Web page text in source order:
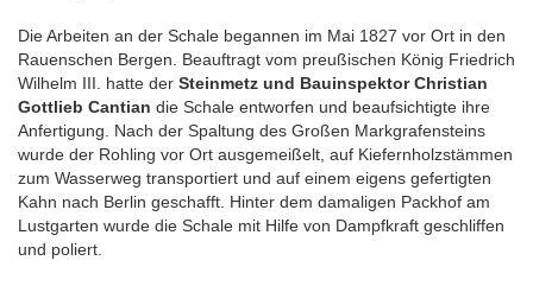
Die Arbeiten an der Schale begannen im Mai 1827 vor Ort in den
Rauenschen Bergen. Beauftragt vom preußischen König Friedrich
Wilhelm III. hatte der Steinmetz und Bauinspektor Christian
Gottlieb Cantian die Schale entworfen und beaufsichtigte ihre
Anfertigung. Nach der Spaltung des Großen Markgrafensteins
wurde der Rohling vor Ort ausgemeißelt, auf Kiefernholzstämmen
zum Wasserweg transportiert und auf einem eigens gefertigten
Kahn nach Berlin geschafft. Hinter dem damaligen Packhof am
Lustgarten wurde die Schale mit Hilfe von Dampfkraft geschliffen
und poliert.